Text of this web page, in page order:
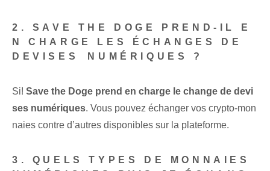
2. SAVE​ THE DOGE PREND-IL E
N CHARGE LES ÉCHANGES DE ⁤
DEVISES⁢ NUMÉRIQUES ?
Si! Save ⁢the Doge prend en charge le change de devi
ses numériques. Vous pouvez échanger vos crypto-mon
naies contre d’autres disponibles sur la plateforme.
3. QUELS TYPES DE MONNAIES